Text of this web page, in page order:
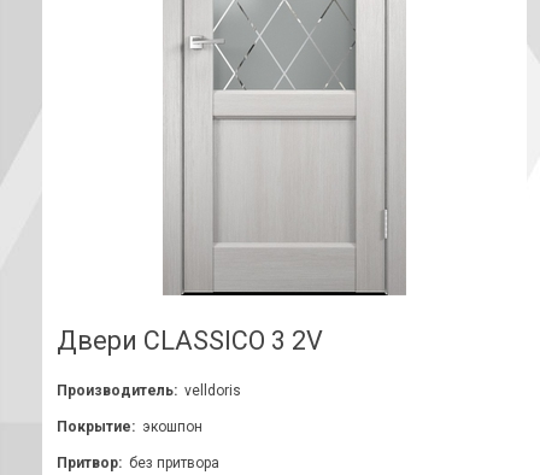
Двери CLASSICO 3 2V
Производитель: velldoris
Покрытие: экошпон
Притвор: без притвора